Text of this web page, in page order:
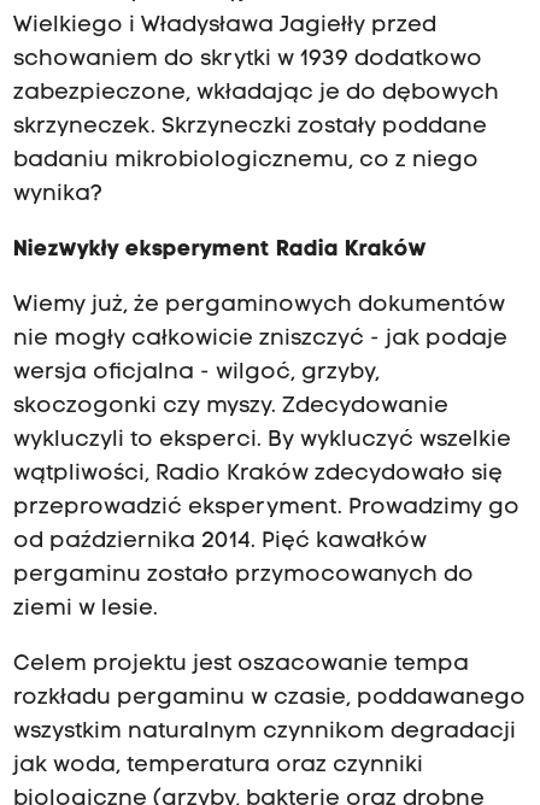
Wielkiego i Władysława Jagiełły przed
schowaniem do skrytki w 1939 dodatkowo
zabezpieczone, wkładając je do dębowych
skrzyneczek. Skrzyneczki zostały poddane
badaniu mikrobiologicznemu, co z niego
wynika?
Niezwykły eksperyment Radia Kraków
Wiemy już, że pergaminowych dokumentów
nie mogły całkowicie zniszczyć - jak podaje
wersja oficjalna - wilgoć, grzyby,
skoczogonki czy myszy. Zdecydowanie
wykluczyli to eksperci. By wykluczyć wszelkie
wątpliwości, Radio Kraków zdecydowało się
przeprowadzić eksperyment. Prowadzimy go
od października 2014. Pięć kawałków
pergaminu zostało przymocowanych do
ziemi w lesie.
Celem projektu jest oszacowanie tempa
rozkładu pergaminu w czasie, poddawanego
wszystkim naturalnym czynnikom degradacji
jak woda, temperatura oraz czynniki
biologiczne (grzyby, bakterie oraz drobne